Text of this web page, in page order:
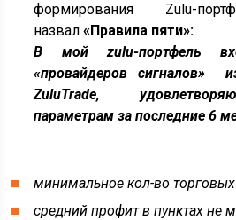
формирования Zulu-
назвал«Правила пяти»:
В мой zulu-портфель
«провайдеров сигналов»
ZuluTrade,
параметрам за последние 6
минимальное кол-во
средний профит в пунктах не